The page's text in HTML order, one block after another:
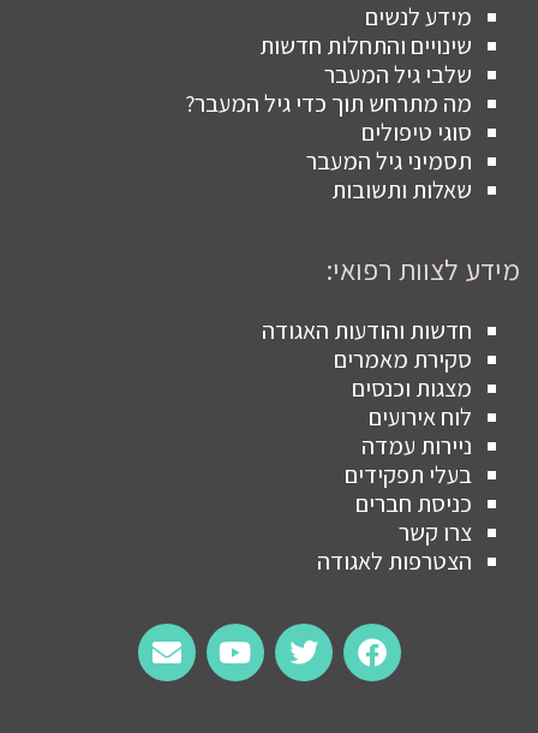
מידע לנשים
שינויים והתחלות חדשות
שלבי גיל המעבר
מה מתרחש תוך כדי גיל המעבר?
סוגי טיפולים
תסמיני גיל המעבר
שאלות ותשובות
מידע לצוות רפואי:
חדשות והודעות האגודה
סקירת מאמרים
מצגות וכנסים
לוח אירועים
ניירות עמדה
בעלי תפקידים
כניסת חברים
צרו קשר
הצטרפות לאגודה